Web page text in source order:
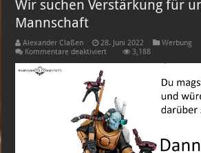
Wir suchen Verstärkung für
Mannschaft
Alexander Claßen 28. Juni 2022
Werbung
Kommentare deaktiviertfür
unsere
Mannschaft
3,188